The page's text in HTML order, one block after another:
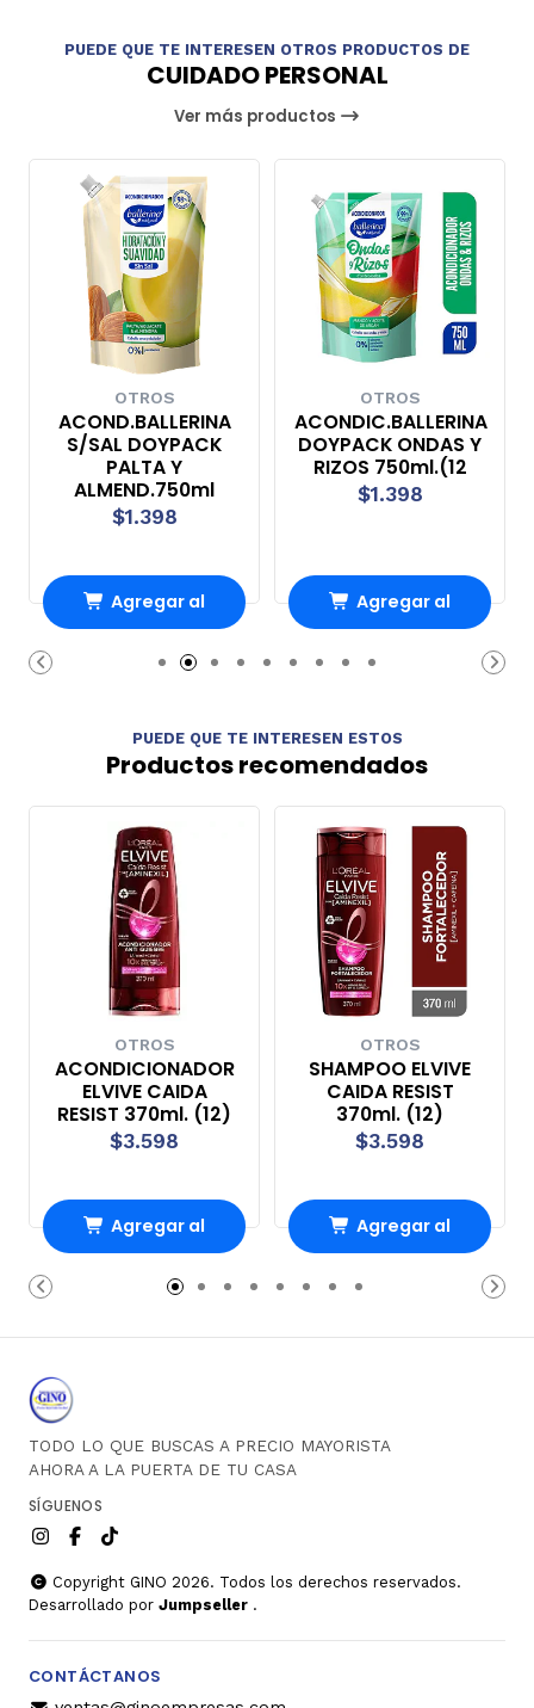
PUEDE QUE TE INTERESEN OTROS PRODUCTOS DE
CUIDADO PERSONAL
Ver más productos
OTROS
ACOND.BALLERINA
S/SAL DOYPACK
PALTA Y
ALMEND.750ml
$1.398
Agregar al
Carro
OTROS
ACONDIC.BALLERINA
DOYPACK ONDAS Y
RIZOS 750ml.(12
$1.398
Agregar al
Carro
PUEDE QUE TE INTERESEN ESTOS
Productos recomendados
OTROS
ACONDICIONADOR
ELVIVE CAIDA
RESIST 370ml. (12)
$3.598
Agregar al
Carro
OTROS
SHAMPOO ELVIVE
CAIDA RESIST
370ml. (12)
$3.598
Agregar al
TODO LO QUE BUSCAS A PRECIO MAYORISTA
AHORA A LA PUERTA DE TU CASA
SÍGUENOS
Copyright GINO 2026. Todos los derechos reservados.
Desarrollado por Jumpseller .
CONTÁCTANOS